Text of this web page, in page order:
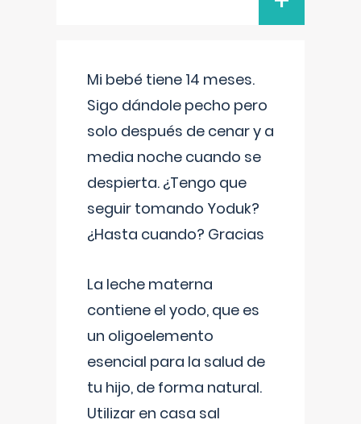
Mi bebé tiene 14 meses.
Sigo dándole pecho pero
solo después de cenar y a
media noche cuando se
despierta. ¿Tengo que
seguir tomando Yoduk?
¿Hasta cuando? Gracias
La leche materna
contiene el yodo, que es
un oligoelemento
esencial para la salud de
tu hijo, de forma natural.
Utilizar en casa sal